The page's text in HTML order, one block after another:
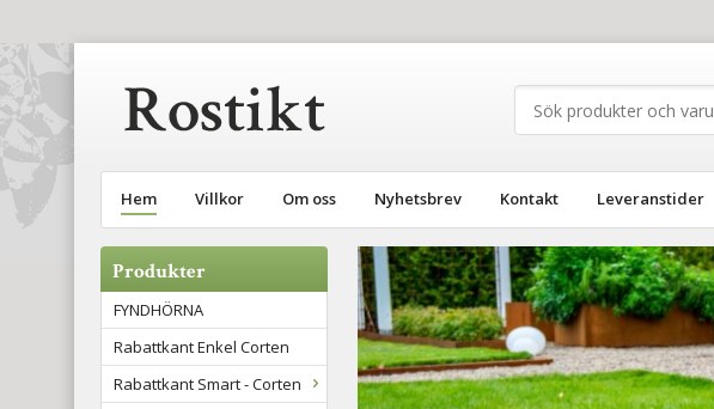
Hem Villkor Om oss Nyhetsbrev Kontakt Leveranstider
Produkter
FYNDHÖRNA
Rabattkant Enkel Corten
Rabattkant Smart - Corten